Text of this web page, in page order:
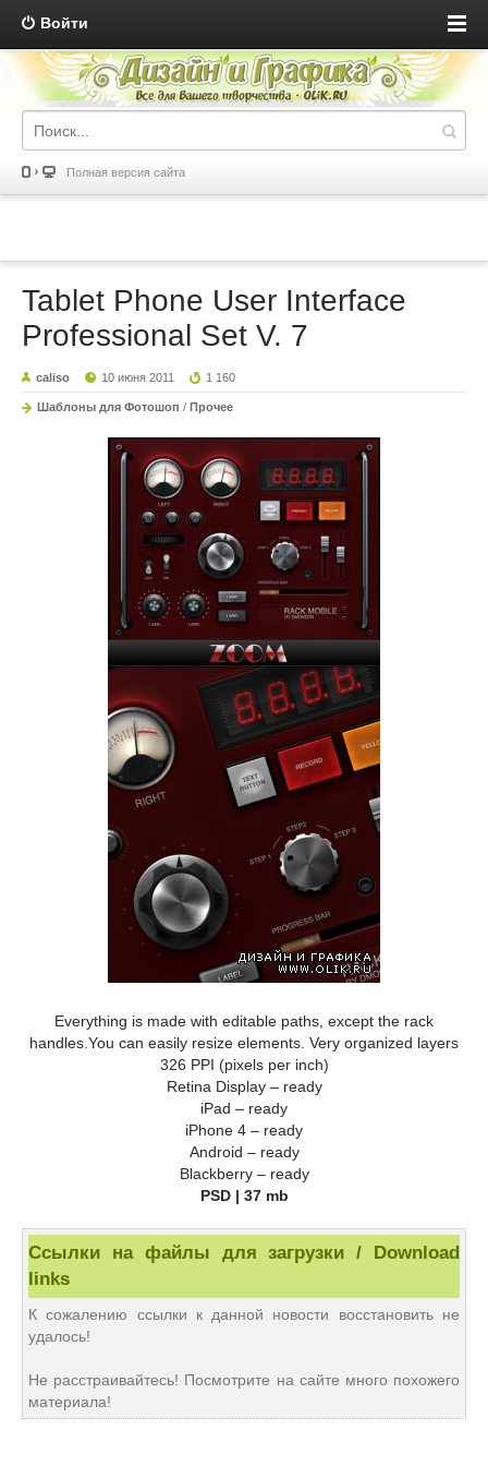
Войти
Полная версия сайта
Tablet Phone User Interface
Professional Set V. 7
caliso 10 июня 2011 1 160
Шаблоны для Фотошоп / Прочее
Everything is made with editable paths, except the rack
handles.You can easily resize elements. Very organized layers
326 PPI (pixels per inch)
Retina Display – ready
iPad – ready
iPhone 4 – ready
Android – ready
Blackberry – ready
PSD | 37 mb
Ссылки на файлы для загрузки / Download
links
К сожалению ссылки к данной новости восстановить не
удалось!
Не расстраивайтесь! Посмотрите на сайте много похожего
материала!